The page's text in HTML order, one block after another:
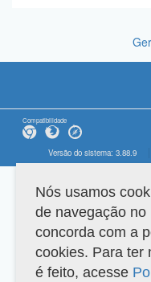
Compatibilidade
Versão do sistema: 3.88.9
Nós usamos
de navegação no
concorda com a
cookies. Para ter
é feito, acesse